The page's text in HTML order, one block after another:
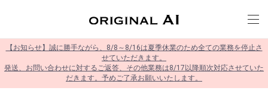
【お知らせ】誠に勝手ながら、8/8～8/16は夏季休業のため全ての業務を停止さ
せていただきます。
発送、お問い合わせに対するご返答、その他業務は8/17以降順次対応させていた
だきます。予めご了承お願いいたします。